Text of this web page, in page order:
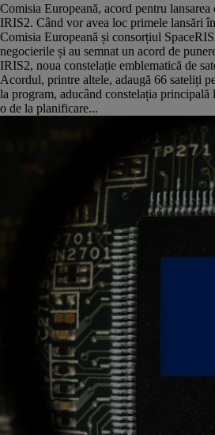
Comisia Europeană, acord pentru lansarea
IRIS2. Când vor avea loc primele lansări
Comisia Europeană și consorțiul
negocierile și au semnat un acord de
IRIS2, noua constelație emblematică de
Acordul, printre altele, adaugă 66 sateliți
la program, aducând constelația
o de la planificare...